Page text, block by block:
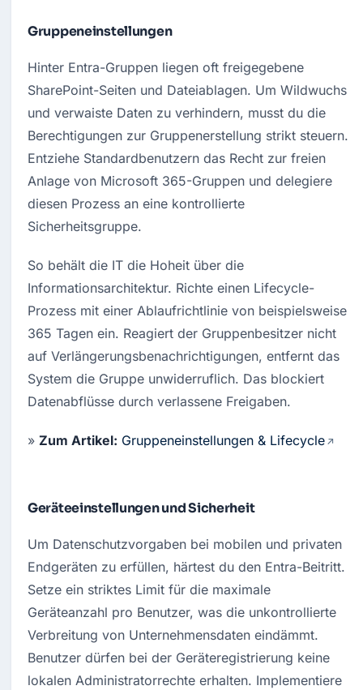
Gruppeneinstellungen
Hinter Entra-Gruppen liegen oft freigegebene
SharePoint-Seiten und Dateiablagen. Um Wildwuchs
und verwaiste Daten zu verhindern, musst du die
Berechtigungen zur Gruppenerstellung strikt steuern.
Entziehe Standardbenutzern das Recht zur freien
Anlage von Microsoft 365-Gruppen und delegiere
diesen Prozess an eine kontrollierte
Sicherheitsgruppe.
So behält die IT die Hoheit über die
Informationsarchitektur. Richte einen Lifecycle-
Prozess mit einer Ablaufrichtlinie von beispielsweise
365 Tagen ein. Reagiert der Gruppenbesitzer nicht
auf Verlängerungsbenachrichtigungen, entfernt das
System die Gruppe unwiderruflich. Das blockiert
Datenabflüsse durch verlassene Freigaben.
» Zum Artikel: Gruppeneinstellungen & Lifecycle
Geräteeinstellungen und Sicherheit
Um Datenschutzvorgaben bei mobilen und privaten
Endgeräten zu erfüllen, härtest du den Entra-Beitritt.
Setze ein striktes Limit für die maximale
Geräteanzahl pro Benutzer, was die unkontrollierte
Verbreitung von Unternehmensdaten eindämmt.
Benutzer dürfen bei der Geräteregistrierung keine
lokalen Administratorrechte erhalten. Implementiere